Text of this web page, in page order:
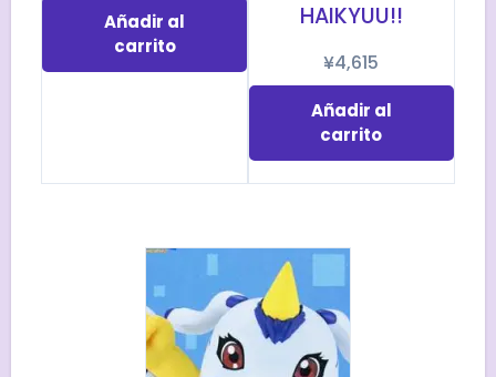
Añadir al
carrito
HAIKYUU!!
¥4,615
Añadir al
carrito